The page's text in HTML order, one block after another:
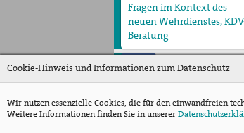
Fragen im Kontext des
neuen Wehrdienstes,
Beratung
Cookie-Hinweis und Informationen zum Datenschutz
Wir nutzen essenzielle Cookies, die für den einwandfreien
Weitere Informationen finden Sie in unserer